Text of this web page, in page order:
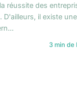
réussite des
D'ailleurs, il existe une
3 min